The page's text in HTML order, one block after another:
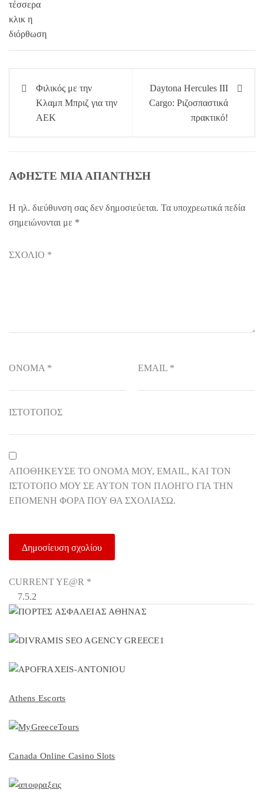
Πλοήγηση
άρθρων
Φιλικός με την
Κλαμπ Μπριζ για την
ΑΕΚ
Daytona Hercules III
Cargo: Ριζοσπαστικά
πρακτικό!
ΑΦΉΣΤΕ ΜΙΑ ΑΠΆΝΤΗΣΗ
Η ηλ. διεύθυνση σας δεν δημοσιεύεται. Τα υποχρεωτικά πεδία
σημειώνονται με *
ΣΧΌΛΙΟ *
ΌΝΟΜΑ * EMAIL *
ΙΣΤΌΤΟΠΟΣ
ΑΠΟΘΉΚΕΥΣΕ ΤΟ ΌΝΟΜΆ ΜΟΥ, EMAIL, ΚΑΙ ΤΟΝ
ΙΣΤΌΤΟΠΟ ΜΟΥ ΣΕ ΑΥΤΌΝ ΤΟΝ ΠΛΟΗΓΌ ΓΙΑ ΤΗΝ
ΕΠΌΜΕΝΗ ΦΟΡΆ ΠΟΥ ΘΑ ΣΧΟΛΙΆΣΩ.
CURRENT YE@R *
Athens Escorts
Canada Online Casino Slots